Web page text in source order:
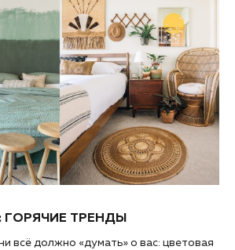
ГОРЯЧИЕ ТРЕНДЫ
всё должно «думать» о вас: цветовая